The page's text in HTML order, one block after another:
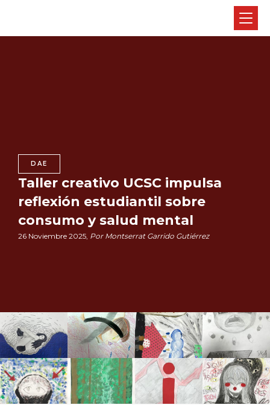
DAE
Taller creativo UCSC impulsa
reflexión estudiantil sobre
consumo y salud mental
26 Noviembre 2025, Por Montserrat Garrido Gutiérrez